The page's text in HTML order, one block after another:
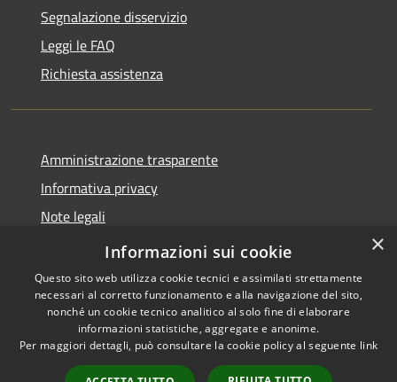
Segnalazione disservizio
Leggi le FAQ
Richiesta assistenza
Amministrazione trasparente
Informativa privacy
Note legali
Dichiarazione di accessibilità
Accessibilità
Copyright © 2026 • Comune di
Paternò • Powered by
Municipium• Accesso
×
Informazioni sui cookie
Questo sito web utilizza cookie tecnici e assimilati strettamente
necessari al corretto funzionamento e alla navigazione del sito,
nonché un cookie tecnico analitico al solo fine di elaborare
informazioni statistiche, aggregate e anonime.
Per maggiori dettagli, può consultare la cookie policy al seguente link